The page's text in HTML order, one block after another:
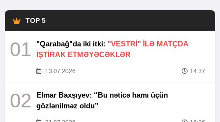
TOP 5
01 "Qarabağ"da iki itki: "VESTRİ" İLƏ MATÇDA
İŞTİRAK ETMƏYƏCƏKLƏR
13.07.2026 14:37
02
Elmar Baxşıyev: “Bu nəticə hamı üçün
gözlənilməz oldu”